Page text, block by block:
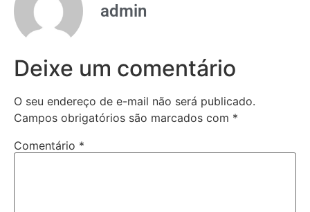
admin
Deixe um comentário
O seu endereço de e-mail não será publicado.
Campos obrigatórios são marcados com *
Comentário *